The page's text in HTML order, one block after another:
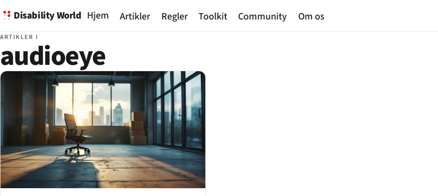
Disability World Hjem Artikler Regler Toolkit Community Om os
ARTIKLER I
audioeye